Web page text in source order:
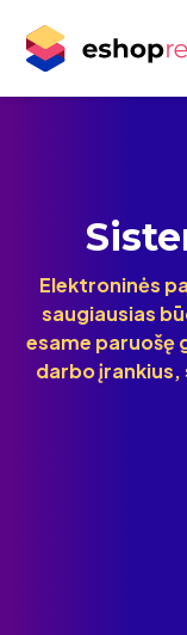
Elektroninės
saugiausias
esame paruošę
darbo įrankius,